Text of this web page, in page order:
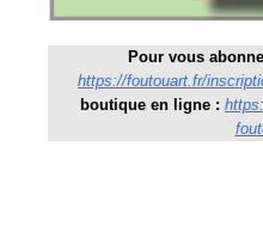
Pour vous
https://foutouart.fr/
boutique en ligne :